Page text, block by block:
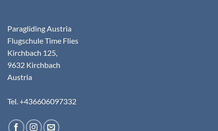
Paragliding Austria
Flugschule Time Flies
Kirchbach 125,
9632 Kirchbach
Austria
Tel. +436606097332